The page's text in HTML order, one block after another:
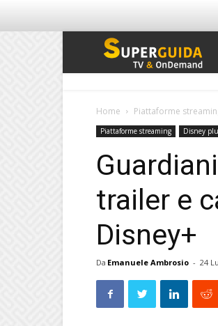
Home Piattaforme
Piattaforme streaming Disney
trailer e
Disney+
Da Emanuele Ambrosio - 24